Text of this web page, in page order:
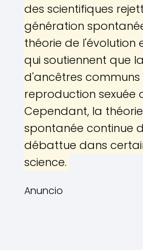
des scientifiques
génération
théorie de l'évolution
qui soutiennent que
d'ancêtres
reproduction sexuée
Cependant, la
spontanée continue
débattue dans
science.
Anuncio